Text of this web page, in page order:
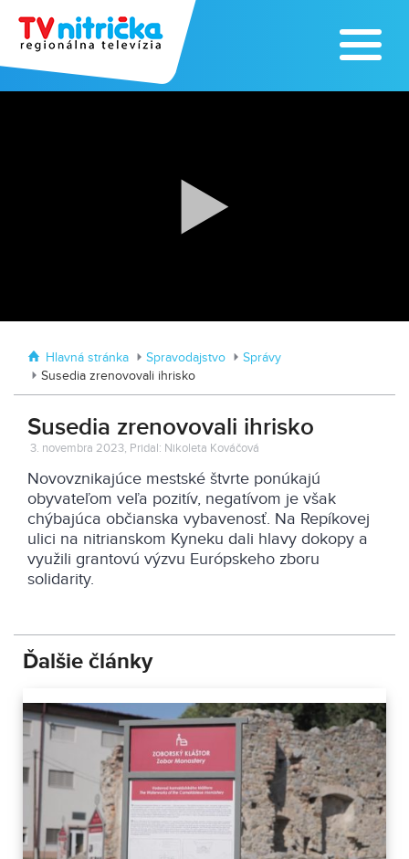
Zoo v Lužiankach
Hlavná stránka Spravodajstvo
Správy
Susedia zrenovovali ihrisko
Susedia zrenovovali ihrisko
3. novembra 2023, Pridal: Nikoleta Kováčová
Novovznikajúce mestské štvrte ponúkajú
obyvateľom veľa pozitív, negatívom je však
chýbajúca občianska vybavenosť. Na Repíkovej
ulici na nitrianskom Kyneku dali hlavy dokopy a
využili grantovú výzvu Európskeho zboru
solidarity.
Ďalšie články